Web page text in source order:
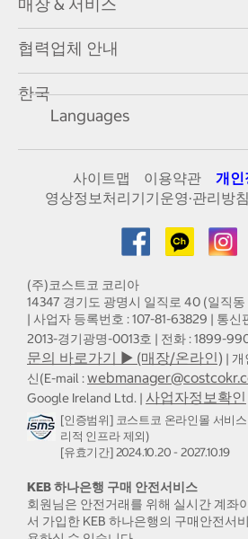
협력업체 안내
한국
Languages
사이트맵 이용약관
개인
영상정보처리기기운영·관리방침
(주)코스트코 코리아
14347 경기도 광명시 일직로 40 (일직동
| 사업자 등록번호 : 107-81-63829 | 통신
2013-경기광명-0013호 | 전화 : 1899-
문의 바로가기 ▶ (매장/온라인) | 개
신(E-mail :
Google Ireland Ltd. | 사업자정보확인
[인증범위] 코스트코 온라인몰 서비
리적 인프라 제외)
[유효기간] 2024.10.20 - 2027.10.19
KEB 하나은행 구매 안전서비스
회원님은 안전거래를 위해 실시간 계좌
서 가입한 KEB 하나은행의 구매안전서